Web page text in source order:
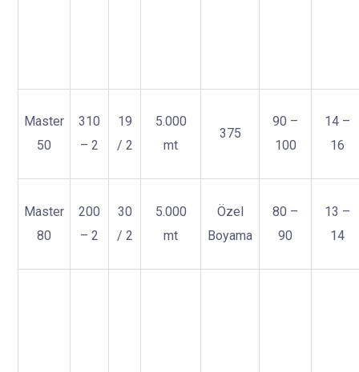
Master
50
310
– 2
19
/ 2
5.000
mt
375
90 –
100
14 –
16
Master
80
200
– 2
30
/ 2
5.000
mt
Özel
Boyama
80 –
90
13 –
14